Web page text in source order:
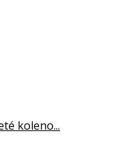
koleno...